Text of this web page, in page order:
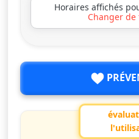
Horaires affichés
Changer